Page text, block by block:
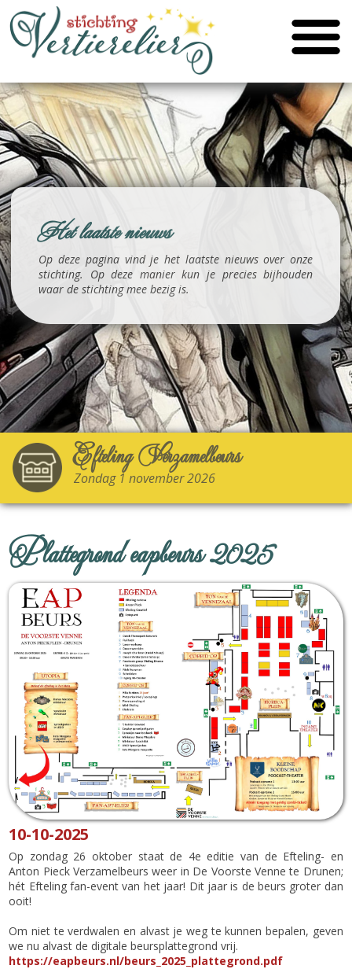
Het laatste nieuws
Op deze pagina vind je het laatste nieuws over onze
stichting. Op deze manier kun je precies bijhouden
waar de stichting mee bezig is.
Efteling Verzamelbeurs
Zondag 1 november 2026
Plattegrond eapbeurs 2025
10-10-2025
Op zondag 26 oktober staat de 4e editie van de Efteling- en
Anton Pieck Verzamelbeurs weer in De Voorste Venne te Drunen;
hét Efteling fan-event van het jaar! Dit jaar is de beurs groter dan
ooit!
Om niet te verdwalen en alvast je weg te kunnen bepalen, geven
we nu alvast de digitale beursplattegrond vrij.
https://eapbeurs.nl/beurs_2025_plattegrond.pdf